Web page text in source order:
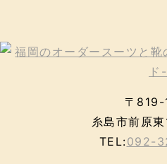
〒819-
糸島市前原
TEL:092-